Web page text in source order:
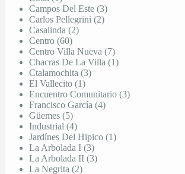
Campos Del Este (3)
Carlos Pellegrini (2)
Casalinda (2)
Centro (60)
Centro Villa Nueva (7)
Chacras De La Villa (1)
Ctalamochita (3)
El Vallecito (1)
Encuentro Comunitario (3)
Francisco García (4)
Güemes (5)
Industrial (4)
Jardínes Del Hipico (1)
La Arbolada I (3)
La Arbolada II (3)
La Negrita (2)